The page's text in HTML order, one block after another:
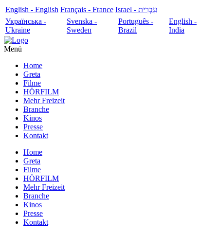
English - English Français - France
עִבְרִית - Israel
Українська -
Ukraine
Svenska -
Sweden
Português -
Brazil
English -
India
Menü
Home
Greta
Filme
HÖRFILM
Mehr Freizeit
Branche
Kinos
Presse
Kontakt
Home
Greta
Filme
HÖRFILM
Mehr Freizeit
Branche
Kinos
Presse
Kontakt